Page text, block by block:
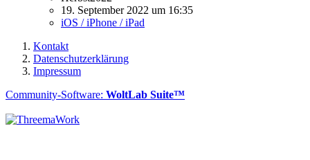
19. September 2022 um 16:35
iOS / iPhone / iPad
Kontakt
Datenschutzerklärung
Impressum
Community-Software: WoltLab Suite™